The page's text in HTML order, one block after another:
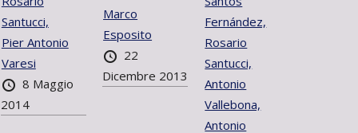
Santucci,
Pier Antonio
Varesi
8 Maggio
2014
Marco
Esposito
22
Dicembre 2013
Fernández,
Rosario
Santucci,
Antonio
Vallebona,
Antonio